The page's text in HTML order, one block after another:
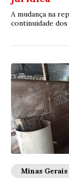
A mudança na
continuidade
Minas Gerais